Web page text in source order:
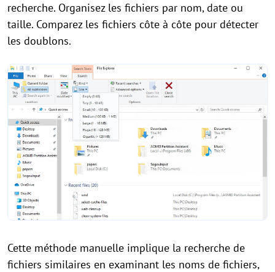
recherche. Organisez les fichiers par nom, date ou
taille. Comparez les fichiers côte à côte pour détecter
les doublons.
Cette méthode manuelle implique la recherche de
fichiers similaires en examinant les noms de fichiers,